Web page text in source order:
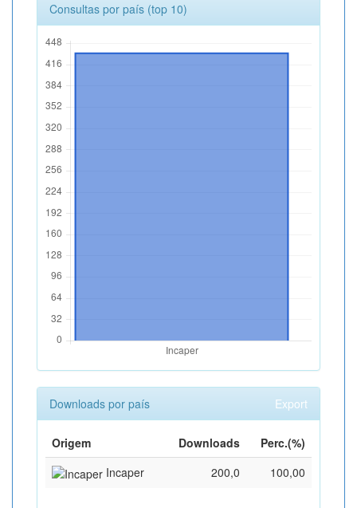
Consultas por país (top 10)
Downloads por país Export
Origem Downloads
Perc.(%)
Incaper
200,0 100,00